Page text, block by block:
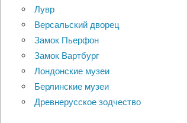
Лувр
Версальский дворец
Замок Пьерфон
Замок Вартбург
Лондонские музеи
Берлинские музеи
Древнерусское зодчество